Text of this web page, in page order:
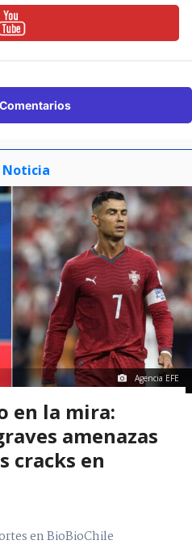
Noticia
Agencia EFE
en la mira:
amenazas
cracks en
en BioBioChile